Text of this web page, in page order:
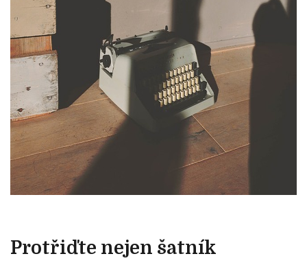
Protřiďte nejen šatník